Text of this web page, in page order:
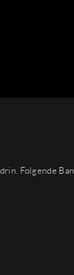
Folgende